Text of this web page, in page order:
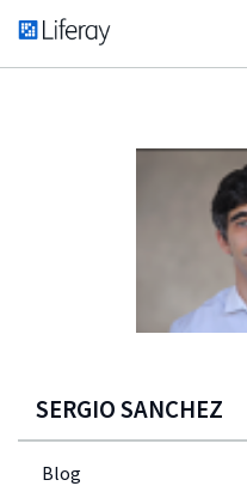
SERGIO SANCHEZ
Blog